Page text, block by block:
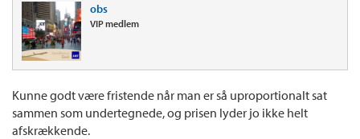
obs
VIP medlem
Kunne godt være fristende når man er så uproportionalt sat
sammen som undertegnede, og prisen lyder jo ikke helt
afskrækkende.